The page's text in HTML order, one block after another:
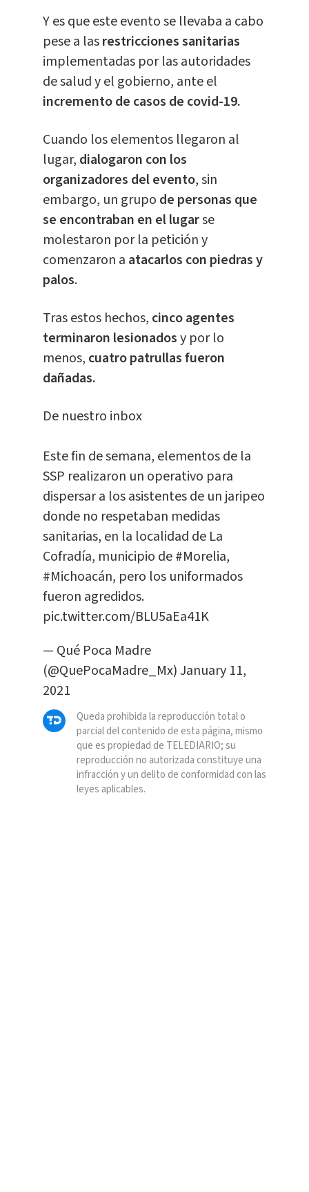
Y es que este evento se llevaba a cabo
pese a lasrestricciones sanitarias
implementadas por las autoridades
de salud y el gobierno, ante el
incremento de casos de covid-19.
Cuando los elementos llegaron al
lugar, dialogaron con los
organizadores del evento, sin
embargo, un grupo de personas que
se encontraban en el lugarse
molestaron por la petición y
comenzaron a atacarlos con piedras y
palos.
Tras estos hechos, cinco agentes
terminaron lesionadosy por lo
menos, cuatro patrullas fueron
dañadas.
De nuestro inbox
Este fin de semana, elementos de la
SSP realizaron un operativo para
dispersar a los asistentes de un jaripeo
donde no respetaban medidas
sanitarias, en la localidad de La
Cofradía, municipio de#Morelia,
#Michoacán, pero los uniformados
fueron agredidos.
pic.twitter.com/BLU5aEa41K
— Qué Poca Madre
(@QuePocaMadre_Mx)January 11,
2021
Queda prohibida la reproducción total o
parcial del contenido de esta página, mismo
que es propiedad de TELEDIARIO; su
reproducción no autorizada constituye una
infracción y un delito de conformidad con las
leyes aplicables.